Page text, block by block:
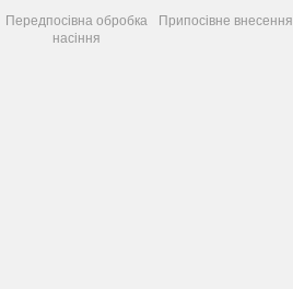
Передпосівна обробка
насіння
Припосівне внесення